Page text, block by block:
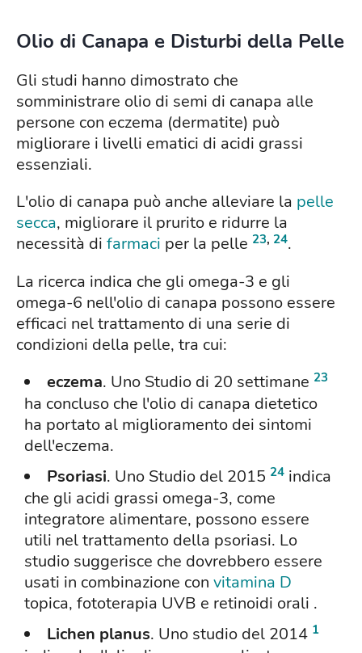
Olio di Canapa e Disturbi della Pelle
Gli studi hanno dimostrato che
somministrare olio di semi di canapa alle
persone con eczema (dermatite) può
migliorare i livelli ematici di acidi grassi
essenziali.
L'olio di canapa può anche alleviare la pelle
secca, migliorare il prurito e ridurre la
necessità di farmaci per la pelle 23, 24.
La ricerca indica che gli omega-3 e gli
omega-6 nell'olio di canapa possono essere
efficaci nel trattamento di una serie di
condizioni della pelle, tra cui:
eczema. Uno Studio di 20 settimane 23
ha concluso che l'olio di canapa dietetico
ha portato al miglioramento dei sintomi
dell'eczema.
Psoriasi. Uno Studio del 2015 24 indica
che gli acidi grassi omega-3, come
integratore alimentare, possono essere
utili nel trattamento della psoriasi. Lo
studio suggerisce che dovrebbero essere
usati in combinazione con vitamina D
topica, fototerapia UVB e retinoidi orali .
Lichen planus. Uno studio del 2014 1